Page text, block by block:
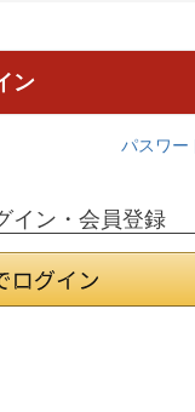
ン
パスワー
イン・会員登録